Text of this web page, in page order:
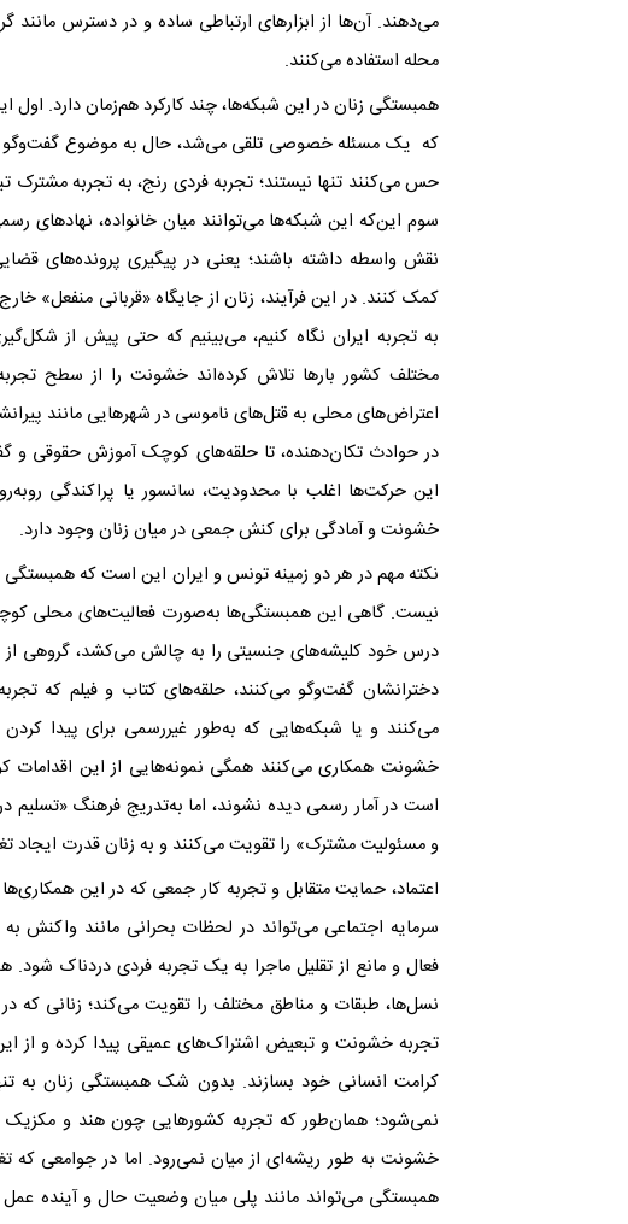
می‌دهند. آن‌ها از ابزارهای ارتباطی ساده و در دسترس
محله استفاده می‌کنند.
همبستگی زنان در این شبکه‌ها، چند کارکرد هم‌زمان دارد.
که یک مسئله‌ خصوصی تلقی می‌شد، حال به موضوع گفت‌وگو
حس می‌کنند تنها نیستند؛ تجربه‌ فردی رنج، به تجربه‌
سوم این‌که این شبکه‌ها می‌توانند میان خانواده، نهادهای
نقش واسطه داشته باشند؛ یعنی در پیگیری پرونده‌های
کمک کنند. در این فرآیند، زنان از جایگاه «قربانی منفعل»
به تجربه‌ ایران نگاه کنیم، می‌بینیم که حتی پیش از
مختلف کشور بارها تلاش کرده‌اند خشونت را از سطح
اعتراض‌های محلی به قتل‌های ناموسی در شهرهایی مانند
در حوادث تکان‌دهنده، تا حلقه‌های کوچک آموزش حقوقی
این حرکت‌ها اغلب با محدودیت، سانسور یا پراکندگی
خشونت و آمادگی برای کنش جمعی در میان زنان وجود دارد.
نکته‌ مهم در هر دو زمینه تونس و ایران این است که همبستگی
نیست. گاهی این همبستگی‌ها به‌صورت فعالیت‌های محلی
درس خود کلیشه‌های جنسیتی را به چالش می‌کشد، گروهی از
دخترانشان گفت‌وگو می‌کنند، حلقه‌های کتاب و فیلم که
می‌کنند و یا شبکه‌هایی که به‌‌طور غیررسمی برای پیدا
خشونت همکاری می‌کنند همگی نمونه‌هایی از این
است در آمار رسمی دیده نشوند، اما به‌‌تدریج فرهنگ
و مسئولیت مشترک» را تقویت می‌کنند و به زنان قدرت ایجاد
اعتماد، حمایت متقابل و تجربه‌ کار جمعی که در این
سرمایه‌ اجتماعی می‌تواند در لحظات بحرانی مانند
فعال و مانع از تقلیل ماجرا به یک تجربه فردی دردناک
نسل‌ها، طبقات و مناطق مختلف را تقویت می‌کند؛ زنانی که
تجربه‌ خشونت و تبعیض اشتراک‌های عمیقی پیدا کرده و از
کرامت انسانی خود بسازند. بدون شک همبستگی زنان به
نمی‌شود؛ همان‌طور که تجربه‌ کشورهایی چون هند و
خشونت به ‌طور ریشه‌ای از میان نمی‌رود. اما در جوامعی که
همبستگی می‌تواند مانند پلی میان وضعیت حال و آینده‌